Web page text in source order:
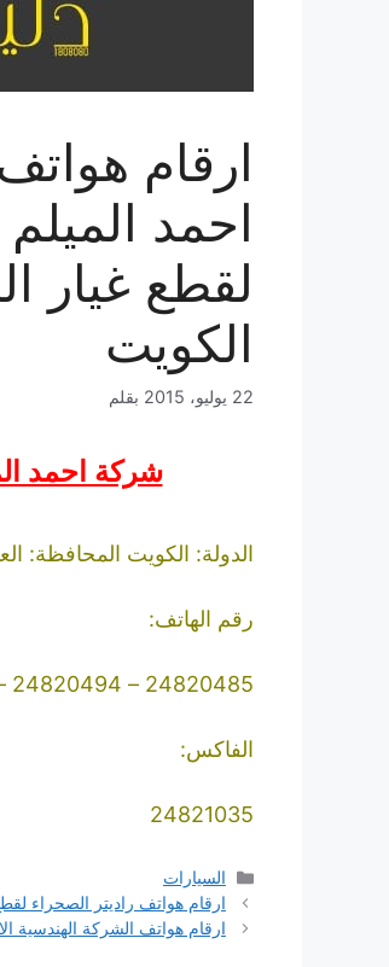
ارقام
احمد
لقطع غيار
الكويت
22 يوليو، 2015 بقلم
شركة احمد
الدولة: الكويت المحافظة:
رقم الهاتف:
24820485 – 24820494 – 24833689
الفاكس:
24821035
التصنيفات
السيارات
ارقام هواتف راديتر الصحراء
ارقام هواتف الشركة الهندسية